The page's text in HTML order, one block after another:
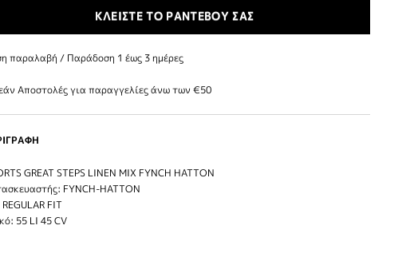
ΚΛΕΙΣΤΕ ΤΟ ΡΑΝΤΕΒΟΥ ΣΑΣ
παραλαβή / Παράδoση 1 έως 3 ημέρες
Αποστολές για παραγγελίες άνω των €50
GREAT STEPS LINEN MIX FYNCH HATTON
FYNCH-HATTON
FIT
55 LI 45 CV